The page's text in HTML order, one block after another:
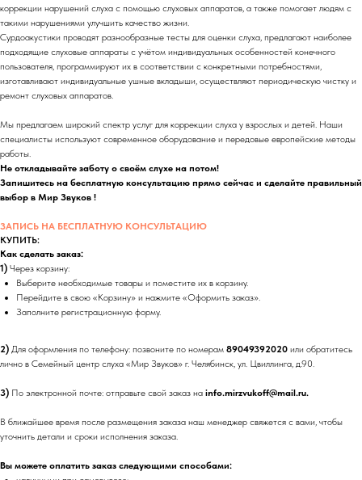
коррекции нарушений слуха с помощью слуховых аппаратов, а также помогает людям с
такими нарушениями улучшить качество жизни.
Сурдоакустики проводят разнообразные тесты для оценки слуха, предлагают наиболее
подходящие слуховые аппараты с учётом индивидуальных особенностей конечного
пользователя, программируют их в соответствии с конкретными потребностями,
изготавливают индивидуальные ушные вкладыши, осуществляют периодическую чистку и
ремонт слуховых аппаратов.
Мы предлагаем широкий спектр услуг для коррекции слуха у взрослых и детей. Наши
специалисты используют современное оборудование и передовые европейские методы
работы.
Не откладывайте заботу о своём слухе на потом!
Запишитесь на бесплатную консультацию прямо сейчас и сделайте правильный
выбор в Мир Звуков !
ЗАПИСЬ НА БЕСПЛАТНУЮ КОНСУЛЬТАЦИЮ
КУПИТЬ:
Как сделать заказ:
1) Через корзину:
Выберите необходимые товары и поместите их в корзину.
Перейдите в свою «Корзину» и нажмите «Оформить заказ».
Заполните регистрационную форму.
2) Для оформления по телефону: позвоните по номерам 89049392020 или обратитесь
лично в Семейный центр слуха «Мир Звуков» г. Челябинск, ул. Цвиллинга, д.90.
3) По электронной почте: отправьте свой заказ на info.mirzvukoff@mail.ru.
В ближайшее время после размещения заказа наш менеджер свяжется с вами, чтобы
уточнить детали и сроки исполнения заказа.
Вы можете оплатить заказ следующими способами: